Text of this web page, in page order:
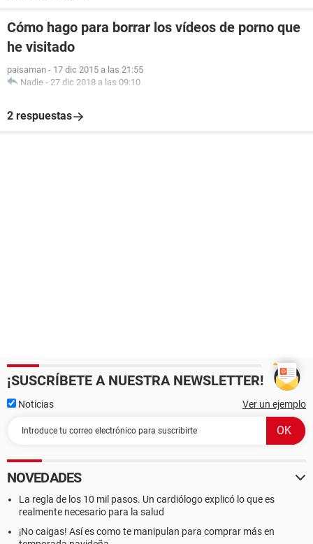
Cómo hago para borrar los vídeos de porno que
he visitado
paisaman - 17 dic 2015 a las 21:55
Nadie - 27 dic 2018 a las 09:10
2 respuestas
¡SUSCRÍBETE A NUESTRA NEWSLETTER!
Noticias Ver un ejemplo
NOVEDADES
La regla de los 10 mil pasos. Un cardiólogo explicó lo que es
realmente necesario para la salud
¡No caigas! Así es como te manipulan para comprar más en